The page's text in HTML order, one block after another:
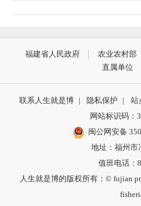
福建省人民政府 农业农村部
直属单位
联系人生就是博 | 隐私保护 | 站
网站标识码：
闽公网安备
地址：福州市
值班电话：
人生就是博的版权所有：© fujian